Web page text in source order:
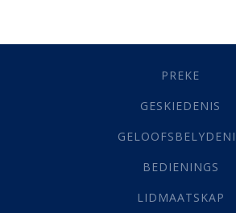
Geestelike Groei
(21)
Grys Areas(4)
Lewensdoel(3)
Selfondersoek(1)
Werk(22)
PREKE
GESKIEDENIS
BEDIENINGS
LIDMAATSKAP